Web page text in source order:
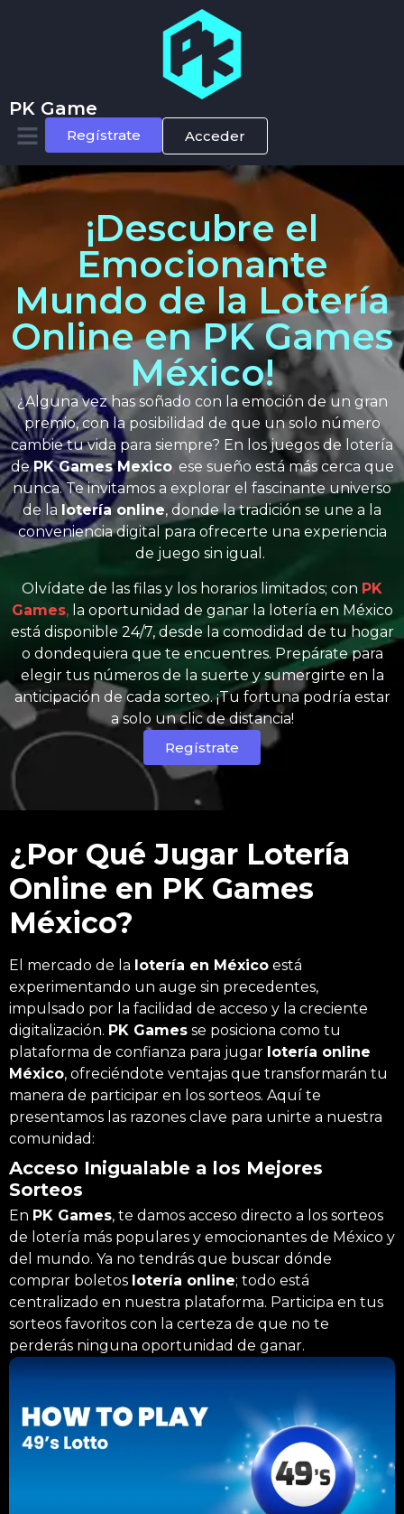
PK Game
Regístrate Acceder
¡Descubre el
Emocionante
Mundo de la Lotería
Online en PK Games
México!
¿Alguna vez has soñado con la emoción de un gran
premio, con la posibilidad de que un solo número
cambie tu vida para siempre? En los juegos de lotería
dePK Games Mexico,ese sueño está más cerca que
nunca. Te invitamos a explorar el fascinante universo
de la lotería online, donde la tradición se une a la
conveniencia digital para ofrecerte una experiencia
de juego sin igual.
Olvídate de las filas y los horarios limitados; con PK
Games,la oportunidad de ganar la lotería en México
está disponible 24/7, desde la comodidad de tu hogar
o dondequiera que te encuentres. Prepárate para
elegir tus números de la suerte y sumergirte en la
anticipación de cada sorteo. ¡Tu fortuna podría estar
a solo un clic de distancia!
Regístrate
¿Por Qué Jugar Lotería
Online en PK Games
México?
El mercado de la lotería en México está
experimentando un auge sin precedentes,
impulsado por la facilidad de acceso y la creciente
digitalización. PK Games se posiciona como tu
plataforma de confianza para jugar lotería online
México, ofreciéndote ventajas que transformarán tu
manera de participar en los sorteos. Aquí te
presentamos las razones clave para unirte a nuestra
comunidad:
Acceso Inigualable a los Mejores
Sorteos
En PK Games, te damos acceso directo a los sorteos
de lotería más populares y emocionantes de México y
del mundo. Ya no tendrás que buscar dónde
comprar boletos lotería online; todo está
centralizado en nuestra plataforma. Participa en tus
sorteos favoritos con la certeza de que no te
perderás ninguna oportunidad de ganar.